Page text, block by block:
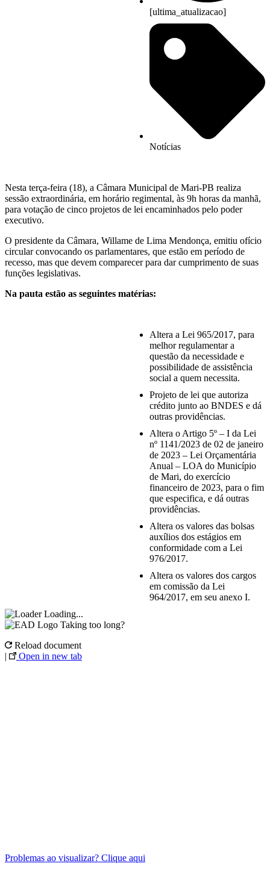
[ultima_atualizacao]
Notícias
Nesta terça-feira (18), a Câmara Municipal de Mari-PB realiza
sessão extraordinária, em horário regimental, às 9h horas da manhã,
para votação de cinco projetos de lei encaminhados pelo poder
executivo.
O presidente da Câmara, Willame de Lima Mendonça, emitiu ofício
circular convocando os parlamentares, que estão em período de
recesso, mas que devem comparecer para dar cumprimento de suas
funções legislativas.
Na pauta estão as seguintes matérias:
Altera a Lei 965/2017, para
melhor regulamentar a
questão da necessidade e
possibilidade de assistência
social a quem necessita.
Projeto de lei que autoriza
crédito junto ao BNDES e dá
outras providências.
Altera o Artigo 5º – I da Lei
nº 1141/2023 de 02 de janeiro
de 2023 – Lei Orçamentária
Anual – LOA do Município
de Mari, do exercício
financeiro de 2023, para o fim
que especifica, e dá outras
providências.
Altera os valores das bolsas
auxílios dos estágios em
conformidade com a Lei
976/2017.
Altera os valores dos cargos
em comissão da Lei
964/2017, em seu anexo I.
Loading...
Taking too long?
Reload document
|
Open in new tab
Problemas ao visualizar? Clique aqui